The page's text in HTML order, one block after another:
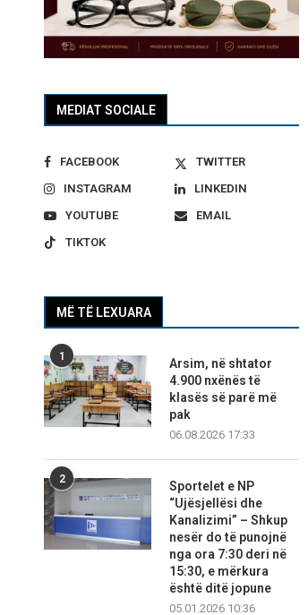
MEDIAT SOCIALE
FACEBOOK
TWITTER
INSTAGRAM
LINKEDIN
YOUTUBE
EMAIL
TIKTOK
MË TË LEXUARA
1
Arsim, në shtator
4.900 nxënës të
klasës së parë më
pak
06.08.2026 17:33
2
Sportelet e NP
“Ujësjellësi dhe
Kanalizimi” – Shkup
nesër do të punojnë
nga ora 7:30 deri në
15:30, e mërkura
është ditë jopune
05.01.2026 10:36